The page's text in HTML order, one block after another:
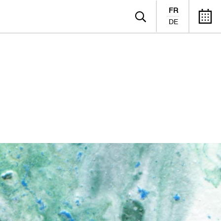
FR
DE